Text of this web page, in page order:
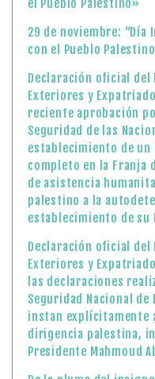
el Pueblo Palestino»
29 de noviembre:
con el Pueblo
Declaración oficial
Exteriores y
reciente aprobación
Seguridad de las
establecimiento de
completo en la Franja
de asistencia
palestino a la
establecimiento de su
Declaración oficial
Exteriores y
las declaraciones
Seguridad Nacional
instan explícitamente
dirigencia palestina,
Presidente Mahmoud